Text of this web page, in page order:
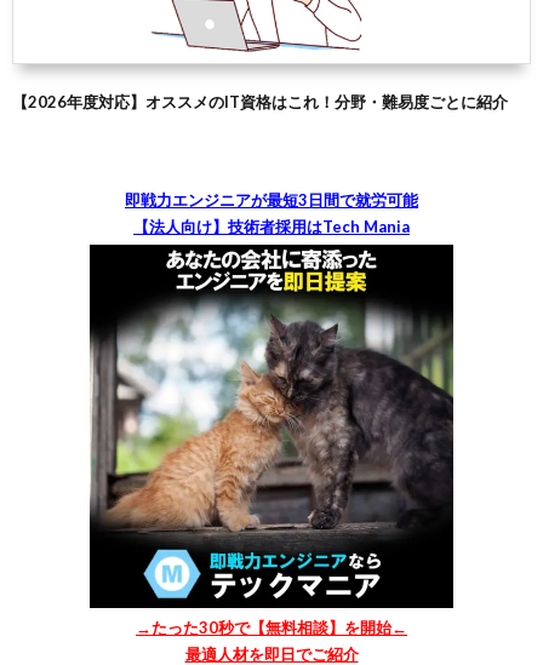
【2026年度対応】オススメのIT資格はこれ！分野・難易度ごとに紹介
即戦力エンジニアが最短3日間で就労可能
【法人向け】技術者採用はTech Mania
→たった30秒で【無料相談】を開始←
最適人材を即日でご紹介